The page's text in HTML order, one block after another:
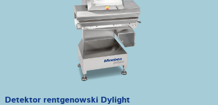
Detektor rentgenowski Dylight